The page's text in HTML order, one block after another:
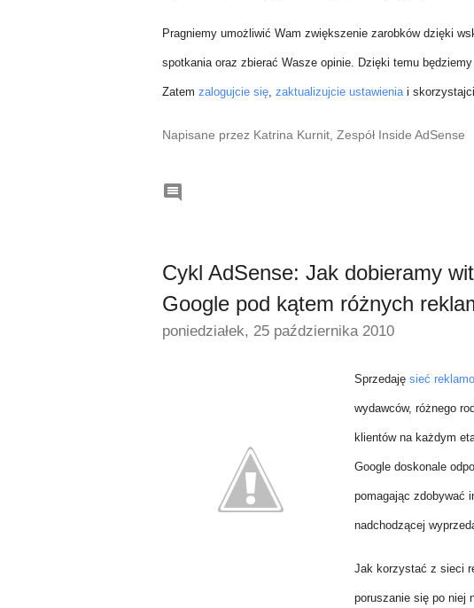
Pragniemy umożliwić Wam zwiększenie zarobków dzięki
spotkania oraz zbierać Wasze opinie. Dzięki temu
Zatem zalogujcie się, zaktualizujcie ustawieniai
Napisane przez Katrina Kurnit, Zespół Inside AdSense

Cykl AdSense: Jak dobieramy
Google pod kątem różnych
poniedziałek, 25 października 2010
Sprzedaję sieć
wydawców, różnego
klientów na każdym
Google doskonale
pomagając zdobywać
nadchodzącej
Jak korzystać z sieci
poruszanie się po niej